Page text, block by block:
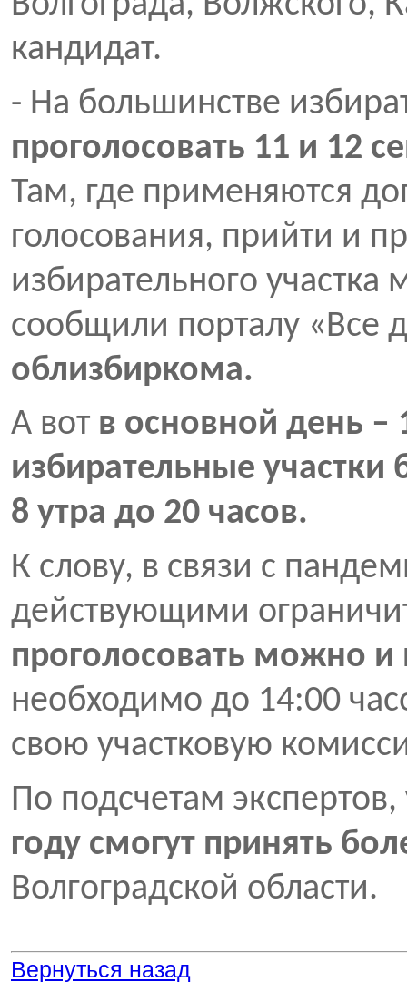
кандидат.
- На большинстве
проголосовать 11 и 12
Там, где применяются
голосования, прийти и
избирательного
сообщили порталу «Все
облизбиркома.
А вот в основной день –
избирательные участки
8 утра до 20 часов.
К слову, в связи с
действующими
проголосовать можно
необходимо до 14:00
свою участковую
По подсчетам экспертов,
году смогут принять
Волгоградской области.
Вернуться назад